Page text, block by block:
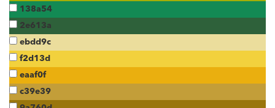
138a54
2e613a
ebdd9c
f2d13d
eaaf0f
c39e39